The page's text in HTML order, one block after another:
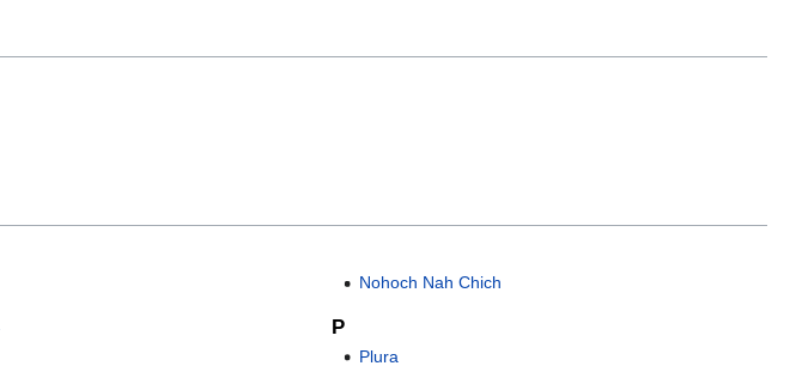
Nohoch Nah Chich
P
Plura